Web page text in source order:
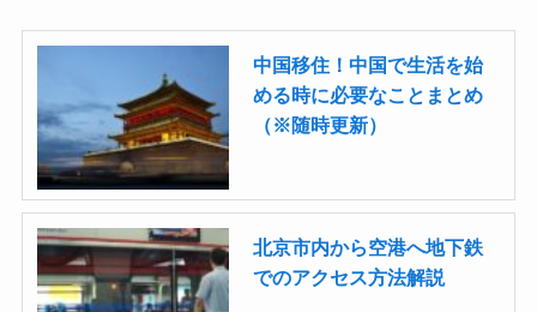
中国移住！中国で生活を始
める時に必要なことまとめ
（※随時更新）
北京市内から空港へ地下鉄
でのアクセス方法解説